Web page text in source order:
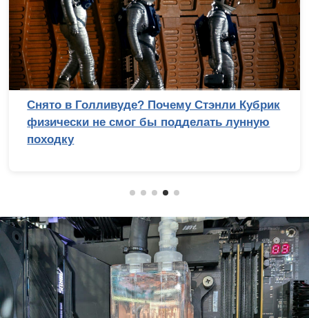
Снято в Голливуде? Почему Стэнли Кубрик
физически не смог бы подделать лунную
походку